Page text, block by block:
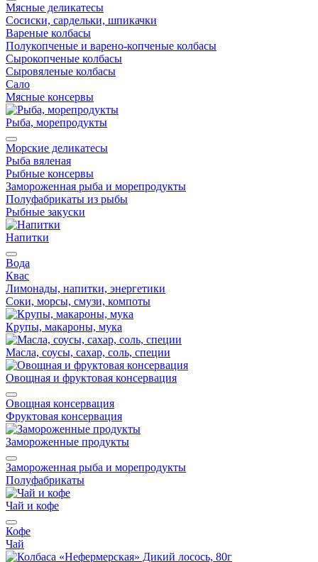
Мясные деликатесы
Сосиски, сардельки, шпикачки
Вареные колбасы
Полукопченые и варено-копченые колбасы
Сырокопченые колбасы
Сыровяленые колбасы
Сало
Мясные консервы
Рыба, морепродукты
Морские деликатесы
Рыба вяленая
Рыбные консервы
Замороженная рыба и морепродукты
Полуфабрикаты из рыбы
Рыбные закуски
Напитки
Вода
Квас
Лимонады, напитки, энергетики
Соки, морсы, смузи, компоты
Крупы, макароны, мука
Масла, соусы, сахар, соль, специи
Овощная и фруктовая консервация
Овощная консервация
Фруктовая консервация
Замороженные продукты
Замороженная рыба и морепродукты
Полуфабрикаты
Чай и кофе
Кофе
Чай